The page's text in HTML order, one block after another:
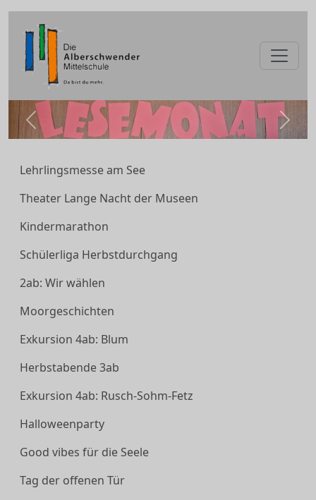
zurück
Lehrlingsmesse am See
Theater Lange Nacht der Museen
Kindermarathon
Schülerliga Herbstdurchgang
2ab: Wir wählen
Moorgeschichten
Exkursion 4ab: Blum
Herbstabende 3ab
Exkursion 4ab: Rusch-Sohm-Fetz
Halloweenparty
Good vibes für die Seele
Tag der offenen Tür